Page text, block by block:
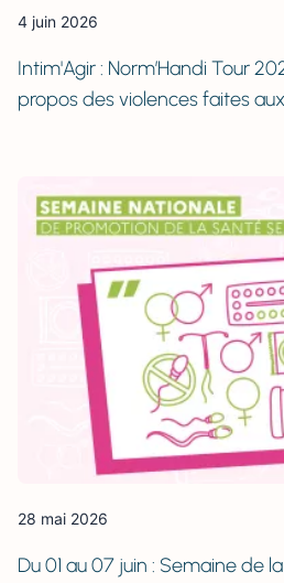
4 juin 2026
Intim'Agir : Norm’Handi Tour
propos des violences faites
28 mai 2026
Du 01 au 07 juin : Semaine de